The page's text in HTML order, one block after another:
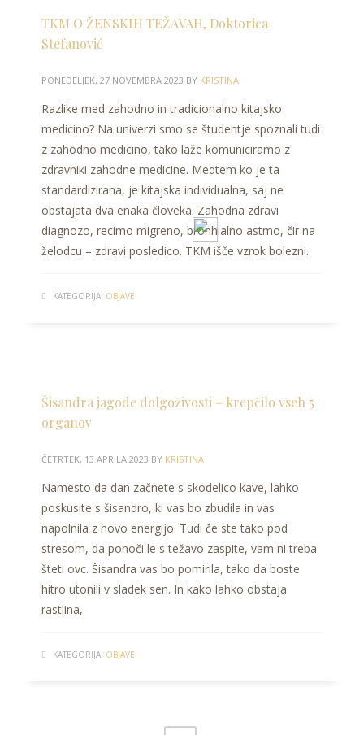
TKM O ŽENSKIH TEŽAVAH, Doktorica
Stefanović
PONEDELJEK, 27 NOVEMBRA 2023 BY KRISTINA
Razlike med zahodno in tradicionalno kitajsko
medicino? Na univerzi smo se študentje spoznali tudi
z zahodno medicino, tako laže komuniciramo z
zdravniki zahodne medicine. Medtem ko je ta
standardizirana, je kitajska individualna, saj ne
obstajata dva enaka človeka. Zahodna zdravi
diagnozo, recimo migreno, bronhialno astmo, čir na
želodcu – zdravi posledico. TKM išče vzrok bolezni.
KATEGORIJA: OBJAVE
Šisandra jagode dolgoživosti – krepčilo vseh 5
organov
ČETRTEK, 13 APRILA 2023 BY KRISTINA
Namesto da dan začnete s skodelico kave, lahko
poskusite s šisandro, ki vas bo zbudila in vas
napolnila z novo energijo. Tudi če ste tako pod
stresom, da ponoči le s težavo zaspite, vam ni treba
šteti ovc. Šisandra vas bo pomirila, tako da boste
hitro utonili v sladek sen. In kako lahko obstaja
rastlina,
KATEGORIJA: OBJAVE